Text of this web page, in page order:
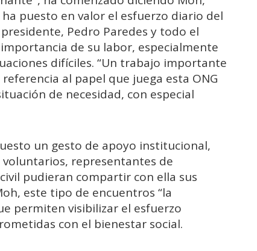
puesto en valor el esfuerzo diario del
Pedro Paredes y todo el
de su labor, especialmente
difíciles. “Un trabajo importante
al papel que juega esta ONG
de necesidad, con especial
un gesto de apoyo institucional,
representantes de
pudieran compartir con ella sus
este tipo de encuentros “la
permiten visibilizar el esfuerzo
con el bienestar social.